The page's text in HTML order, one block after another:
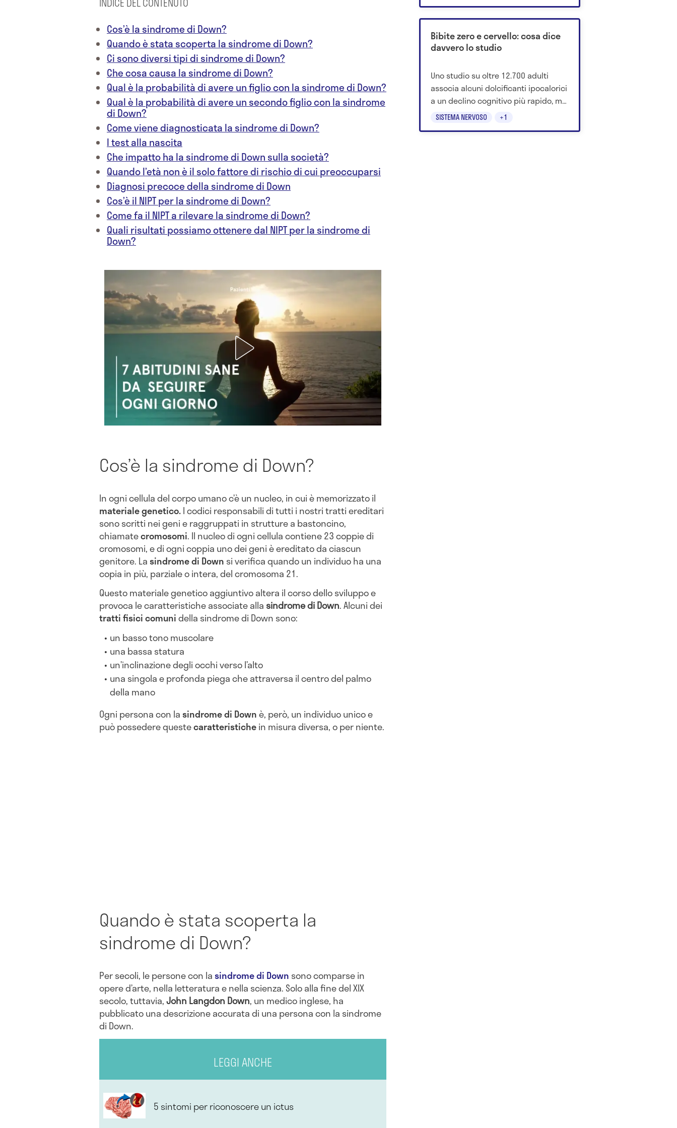
INDICE DEL CONTENUTO
Cos’è la sindrome di Down?
Quando è stata scoperta la sindrome di Down?
Ci sono diversi tipi di sindrome di Down?
Che cosa causa la sindrome di Down?
Qual è la probabilità di avere un figlio con la sindrome di Down?
Qual è la probabilità di avere un secondo figlio con la sindrome
di Down?
Come viene diagnosticata la sindrome di Down?
I test alla nascita
Che impatto ha la sindrome di Down sulla società?
Quando l’età non è il solo fattore di rischio di cui preoccuparsi
Diagnosi precoce della sindrome di Down
Cos’è il NIPT per la sindrome di Down?
Come fa il NIPT a rilevare la sindrome di Down?
Quali risultati possiamo ottenere dal NIPT per la sindrome di
Down?
Cos’è la sindrome di Down?
In ogni cellula del corpo umano c’è un nucleo, in cui è memorizzato il
materiale genetico.I codici responsabili di tutti i nostri tratti ereditari
sono scritti nei geni e raggruppati in strutture a bastoncino,
chiamatecromosomi. Il nucleo di ogni cellula contiene 23 coppie di
cromosomi, e di ogni coppia uno dei geni è ereditato da ciascun
genitore. Lasindromedi Down si verifica quando un individuo ha una
copia in più, parziale o intera, del cromosoma 21.
Questo materiale genetico aggiuntivo altera il corso dello sviluppo e
provoca le caratteristiche associate alla sindrome di Down. Alcuni dei
tratti fisici comunidella sindrome di Down sono:
un basso tono muscolare
una bassa statura
un’inclinazione degli occhi verso l’alto
una singola e profonda piega che attraversa il centro del palmo
della mano
Ogni persona con lasindrome di Downè, però, un individuo unico e
può possedere questecaratteristichein misura diversa, o per niente.
Quando è stata scoperta la
sindrome di Down?
Per secoli, le persone con lasindrome di Down sono comparse in
opere d’arte, nella letteratura e nella scienza. Solo alla fine del XIX
secolo, tuttavia,John Langdon Down, un medico inglese, ha
pubblicato una descrizione accurata di una persona con la sindrome
di Down.
LEGGI ANCHE
5 sintomi per riconoscere un ictus
SISTEMA NERVOSO +1
Bibite zero e cervello: cosa dice
davvero lo studio
Uno studio su oltre 12.700 adulti
associa alcuni dolcificanti ipocalorici
a un declino cognitivo più rapido, ma
senza dimostrare un legame causale.